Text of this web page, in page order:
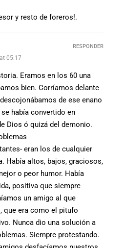
y resto de foreros!.
05:17
Eramos en los 60 una
bien. Corríamos delante
de ese enano
había convertido en
Dios ó quizá del demonio.
eran los de cualquier
Había altos, bajos, graciosos,
o peor humor. Había
positiva que siempre
un amigo al que
que era como el pitufo
Nunca dio una solución a
Siempre protestando.
RESPONDER